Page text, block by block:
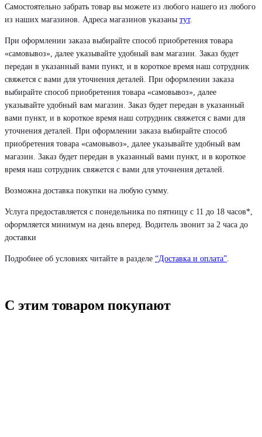
Самостоятельно забрать товар вы можете из любого нашего из любого
из наших магазинов. Адреса магазинов указаны тут.
При оформлении заказа выбирайте способ приобретения товара
«самовывоз», далее указывайте удобный вам магазин. Заказ будет
передан в указанный вами пункт, и в короткое время наш сотрудник
свяжется с вами для уточнения деталей. При оформлении заказа
выбирайте способ приобретения товара «самовывоз», далее
указывайте удобный вам магазин. Заказ будет передан в указанный
вами пункт, и в короткое время наш сотрудник свяжется с вами для
уточнения деталей. При оформлении заказа выбирайте способ
приобретения товара «самовывоз», далее указывайте удобный вам
магазин. Заказ будет передан в указанный вами пункт, и в короткое
время наш сотрудник свяжется с вами для уточнения деталей.
Возможна доставка покупки на любую сумму.
Услуга предоставляется с понедельника по пятницу с 11 до 18 часов*,
оформляется минимум на день вперед. Водитель звонит за 2 часа до
доставки
Подробнее об условиях читайте в разделе “Доставка и оплата”
С этим товаром покупают